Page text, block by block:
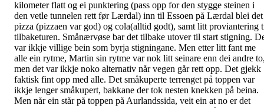
kilometer flatt og ei punktering (pass opp for den stygge steinen i
den vetle tunnelen rett før Lærdal) inn til Essoen på Lærdal blei det
pizza (pizzaen var god) og cola(alltid godt), samt litt proviantering
tilbaketuren. Smånærvøse bar det tilbake utover til start stigning.
var ikkje villige bein som byrja stigningane. Men etter litt fant me
alle ein rytme, Martin sin rytme var nok litt seinare enn dei andre
men det var ikkje noko alternativ når vegen går rett opp. Det gjekk
faktisk fint opp med alle. Det småkuperte terrenget på toppen var
ikkje lenger småkupert, bakkane der tok nesten knekken på beina.
Men når ein står på toppen på Aurlandssida, veit ein at no er det